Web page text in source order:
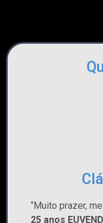
“Muito prazer,
25 anos